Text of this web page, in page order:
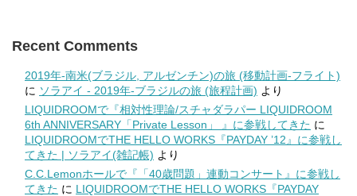
Recent Comments
2019年-南米(ブラジル, アルゼンチン)の旅 (移動計画-フライト)
に ソラアイ - 2019年-ブラジルの旅 (旅程計画) より
LIQUIDROOMで『相対性理論/スチャダラパー LIQUIDROOM
6th ANNIVERSARY「Private Lesson」 』に参戦してきた に
LIQUIDROOMでTHE HELLO WORKS『PAYDAY ’12』に参戦し
てきた | ソラアイ(雑記帳) より
C.C.Lemonホールで『「40歳問題」連動コンサート』に参戦し
てきた に LIQUIDROOMでTHE HELLO WORKS『PAYDAY